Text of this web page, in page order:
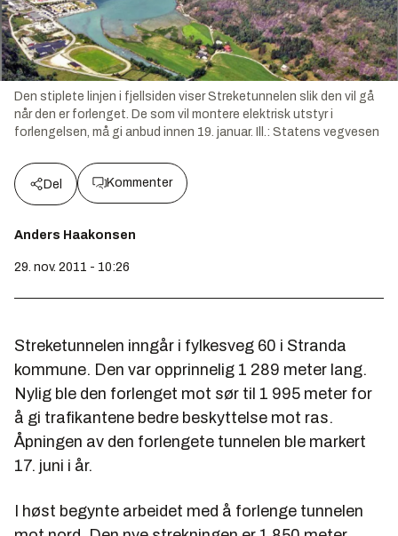
Den stiplete linjen i fjellsiden viser Streketunnelen slik den vil gå
når den er forlenget. De som vil montere elektrisk utstyr i
forlengelsen, må gi anbud innen 19. januar. Ill.: Statens vegvesen
Del Kommenter
Anders Haakonsen
29. nov. 2011 - 10:26
Streketunnelen inngår i fylkesveg 60 i Stranda
kommune. Den var opprinnelig 1 289 meter lang.
Nylig ble den forlenget mot sør til 1 995 meter for
å gi trafikantene bedre beskyttelse mot ras.
Åpningen av den forlengete tunnelen ble markert
17. juni i år.
I høst begynte arbeidet med å forlenge tunnelen